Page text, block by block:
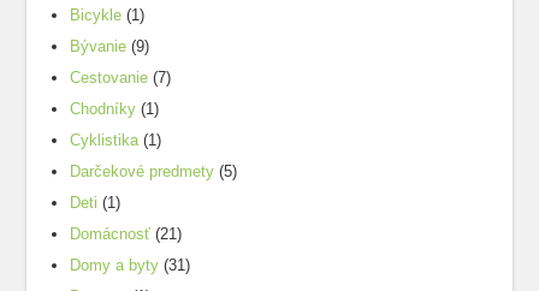
Bicykle (1)
Bývanie (9)
Cestovanie (7)
Chodníky (1)
Cyklistika(1)
Darčekové predmety (5)
Deti (1)
Domácnosť (21)
Domy a byty (31)